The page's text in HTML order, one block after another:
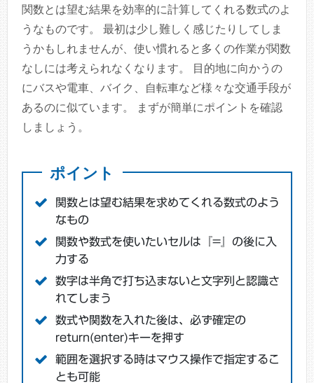
関数とは望む結果を効率的に計算してくれる数式のよ
うなものです。 最初は少し難しく感じたりしてしま
うかもしれませんが、使い慣れると多くの作業が関数
なしには考えられなくなります。 目的地に向かうの
にバスや電車、バイク、自転車など様々な交通手段が
あるのに似ています。 まずが簡単にポイントを確認
しましょう。
ポイント
関数とは望む結果を求めてくれる数式のよう
なもの
関数や数式を使いたいセルは『=』の後に入
力する
数字は半角で打ち込まないと文字列と認識さ
れてしまう
数式や関数を入れた後は、必ず確定の
return(enter)キーを押す
範囲を選択する時はマウス操作で指定するこ
とも可能